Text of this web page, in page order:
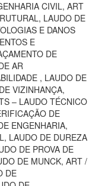
CIVIL, ART
LAUDO DE
E DANOS
E
DE
AR
, LAUDO DE
VIZINHANÇA,
– LAUDO TÉCNICO
DE
ENGENHARIA,
LAUDO DE DUREZA
DE PROVA DE
DE MUNCK, ART /
DE